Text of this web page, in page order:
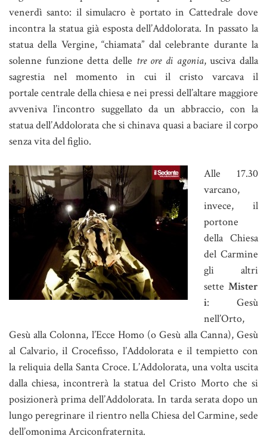
venerdì santo: il simulacro è portato in Cattedrale dove
incontra la statua già esposta dell’Addolorata. In passato la
statua della Vergine, “chiamata” dal celebrante durante la
solenne funzione detta delle tre ore di agonia, usciva dalla
sagrestia nel momento in cui il cristo varcava il
portale centrale della chiesa e nei pressi dell’altare maggiore
avveniva l’incontro suggellato da un abbraccio, con la
statua dell’Addolorata che si chinava quasi a baciare il corpo
senza vita del figlio.
Alle 17.30
varcano,
invece, il
portone
della Chiesa
del Carmine
gli altri
sette Mister
i: Gesù
nell’Orto,
Gesù alla Colonna, l’Ecce Homo (o Gesù alla Canna), Gesù
al Calvario, il Crocefisso, l’Addolorata e il tempietto con
la reliquia della Santa Croce. L’Addolorata, una volta uscita
dalla chiesa, incontrerà la statua del Cristo Morto che si
posizionerà prima dell’Addolorata. In tarda serata dopo un
lungo peregrinare il rientro nella Chiesa del Carmine, sede
dell’omonima Arciconfraternita.